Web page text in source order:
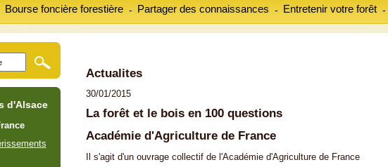
Bourse foncière forestière Partager des connaissances
- Entretenir votre forêt
- -
Actualites
30/01/2015
La forêt et le bois en 100 questions
Académie d'Agriculture de France
Il s'agit d'un ouvrage collectif de l'Académie d'Agriculture de France
d'Alsace